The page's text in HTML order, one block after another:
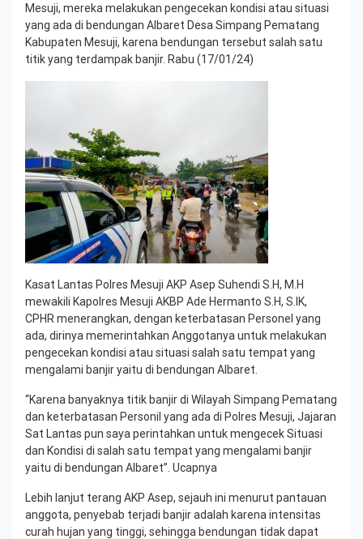
Mesuji, mereka melakukan pengecekan kondisi atau situasi
yang ada di bendungan Albaret Desa Simpang Pematang
Kabupaten Mesuji, karena bendungan tersebut salah satu
titik yang terdampak banjir. Rabu (17/01/24)
Kasat Lantas Polres Mesuji AKP Asep Suhendi S.H, M.H
mewakili Kapolres Mesuji AKBP Ade Hermanto S.H, S.IK,
CPHR menerangkan, dengan keterbatasan Personel yang
ada, dirinya memerintahkan Anggotanya untuk melakukan
pengecekan kondisi atau situasi salah satu tempat yang
mengalami banjir yaitu di bendungan Albaret.
“Karena banyaknya titik banjir di Wilayah Simpang Pematang
dan keterbatasan Personil yang ada di Polres Mesuji, Jajaran
Sat Lantas pun saya perintahkan untuk mengecek Situasi
dan Kondisi di salah satu tempat yang mengalami banjir
yaitu di bendungan Albaret”. Ucapnya
Lebih lanjut terang AKP Asep, sejauh ini menurut pantauan
anggota, penyebab terjadi banjir adalah karena intensitas
curah hujan yang tinggi, sehingga bendungan tidak dapat